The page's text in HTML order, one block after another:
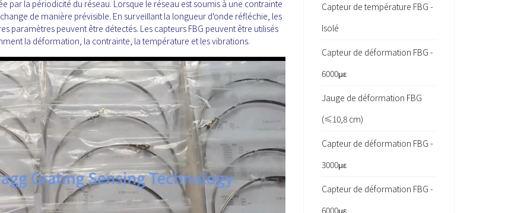
par la périodicité du réseau. Lorsque le réseau est soumis à une contrainte
de manière prévisible. En surveillant la longueur d'onde réfléchie, les
paramètres peuvent être détectés. Les capteurs FBG peuvent être utilisés
la déformation, la contrainte, la température et les vibrations.
Capteur de température FBG -
Isolé
Capteur de déformation FBG -
6000με
Jauge de déformation FBG
(≤10,8 cm)
Capteur de déformation FBG -
3000με
Capteur de déformation FBG -
6000με